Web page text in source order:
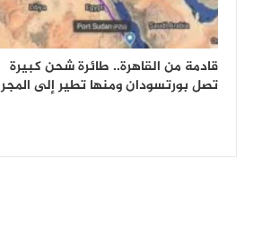
قادمة من القاهرة.. طائرة شحن كبيرة
تصل بورتسودان ومنها تطير إلى المجر